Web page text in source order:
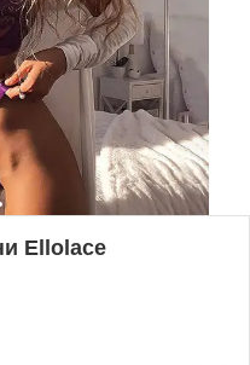
Ellolace